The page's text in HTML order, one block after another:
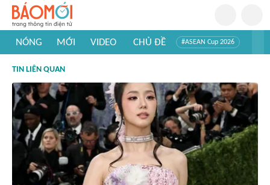
NÓNG MỚI VIDEO CHỦ ĐỀ #ASEAN Cup 2026
#Khám phá thế giới
TIN LIÊN QUAN